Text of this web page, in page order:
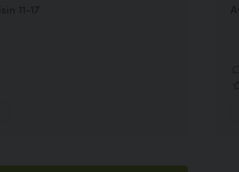
11-17